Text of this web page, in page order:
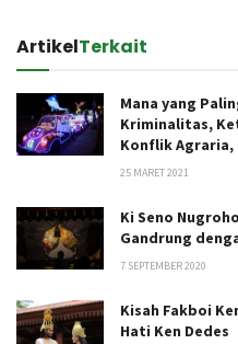
ArtikelTerkait
Mana yang
Kriminalitas,
Konflik Agraria,
25 MARET 2021
Ki Seno
Gandrung
7 SEPTEMBER 2020
Kisah Fakboi
Hati Ken Dedes